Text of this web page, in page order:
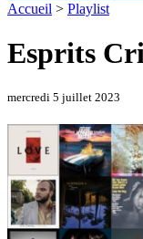
Accueil > Playlist
Esprits
mercredi 5 juillet 2023